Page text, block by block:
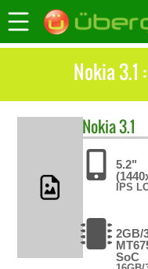
Nokia 3.1
Nokia3.1
5.2"
IPS
2GB/
SoC